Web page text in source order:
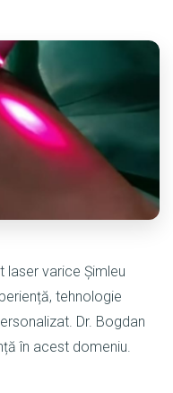
laser varice Șimleu
tehnologie
Dr. Bogdan
în acest domeniu.